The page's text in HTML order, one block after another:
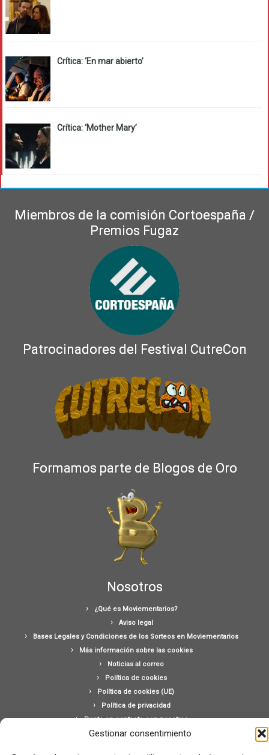
Gestionar consentimiento
Crítica: ‘En mar abierto’
Crítica: ‘Mother Mary’
Miembros de la comisión Cortoespaña /
Premios Fugaz
Patrocinadores del Festival CutreCon
Formamos parte de Blogos de Oro
Nosotros
¿Qué es Moviementarios?
Aviso legal
Bases Legales y Condiciones de los Sorteos en Moviementarios
Más información sobre las cookies
Noticias al correo
Política de cookies
Política de cookies (UE)
Política de privacidad
Ponte en contacto con nosotros